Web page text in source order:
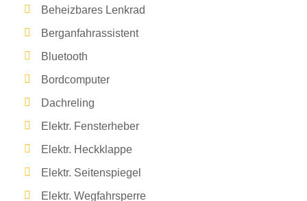
Beheizbares Lenkrad
Berganfahrassistent
Bluetooth
Bordcomputer
Dachreling
Elektr. Fensterheber
Elektr. Heckklappe
Elektr. Seitenspiegel
Elektr. Wegfahrsperre